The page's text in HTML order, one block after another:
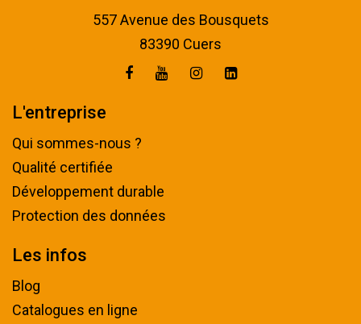
557 Avenue des Bousquets
83390 Cuers
L'entreprise
Qui sommes-nous ?
Qualité certifiée
Développement durable
Protection des données
Les infos
Blog
Catalogues en ligne